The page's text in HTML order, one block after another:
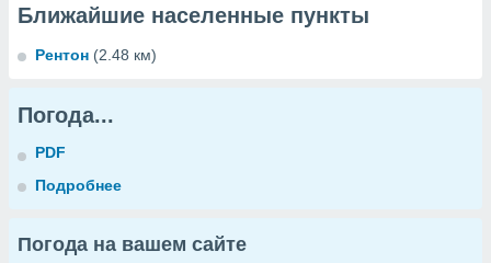
Ближайшие населенные пункты
Рентон (2.48 км)
Погода...
PDF
Подробнее
Погода на вашем сайте